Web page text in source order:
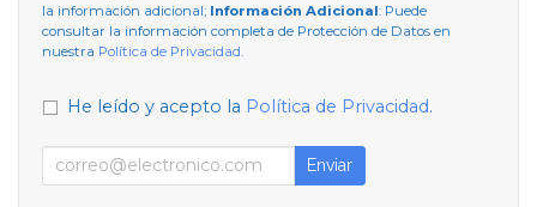
la información adicional; Información Adicional: Puede
consultar la información completa de Protección de Datos en
nuestra Política de Privacidad.
He leído y acepto la Política de Privacidad.
Enviar